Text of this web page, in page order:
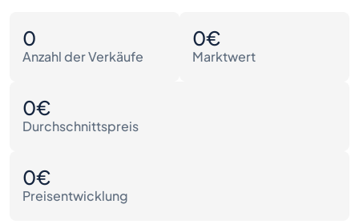
0
Anzahl der Verkäufe
0€
Marktwert
0€
Durchschnittspreis
0€
Preisentwicklung